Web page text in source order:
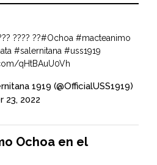
???? ??#Ochoa #macteanimo
#salernitana #uss1919
qHtBAuU0Vh
1919 (@OfficialUSS1919)
23, 2022
Ochoa en el